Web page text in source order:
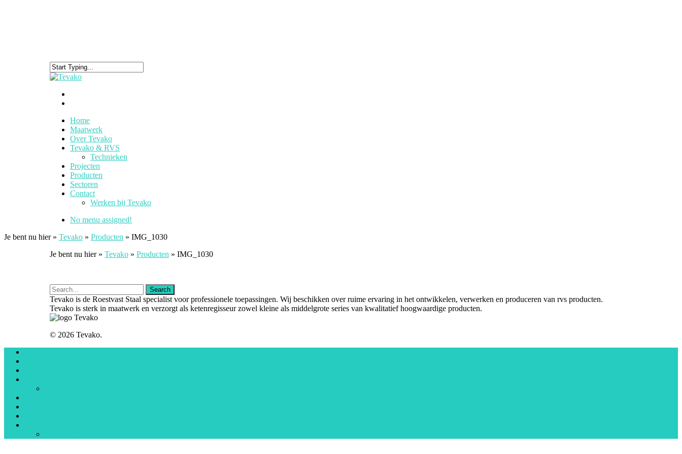
Home
Maatwerk
Over Tevako
Tevako & RVS
Technieken
Projecten
Producten
Sectoren
Contact
Werken bij Tevako
No menu assigned!
Je bent nu hier » Tevako » Producten » IMG_1030
Je bent nu hier » Tevako » Producten » IMG_1030
Tevako is de Roestvast Staal specialist voor professionele toepassingen. Wij beschikken over ruime ervaring in het ontwikkelen, verwerken en produceren van rvs producten.
Tevako is sterk in maatwerk en verzorgt als ketenregisseur zowel kleine als middelgrote series van kwalitatief hoogwaardige producten.
© 2026 Tevako.